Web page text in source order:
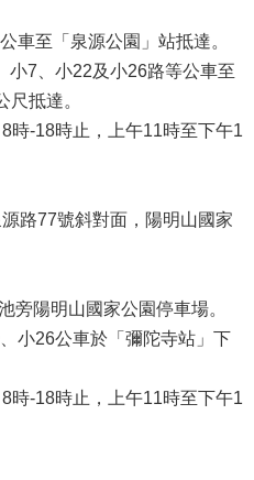
車至「泉源公園」站抵達。
小7、小22及小26路等公車至
尺抵達。
時-18時止，上午11時至下午1
路77號斜對面，陽明山國家
旁陽明山國家公園停車場。
小26公車於「彌陀寺站」下
時-18時止，上午11時至下午1